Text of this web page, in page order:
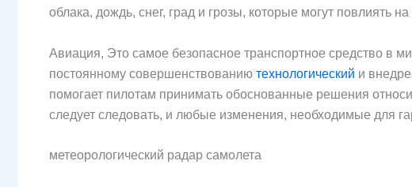
облака, дождь, снег, град и грозы, которые могут повлиять на
Авиация, Это самое безопасное транспортное средство в
постоянному совершенствованию технологический и
помогает пилотам принимать обоснованные решения
следует следовать, и любые изменения, необходимые для
метеорологический радар самолета